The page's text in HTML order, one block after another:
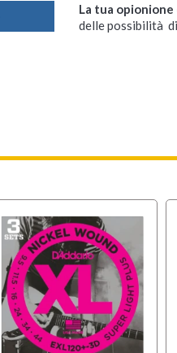
La tua
delle possibilità